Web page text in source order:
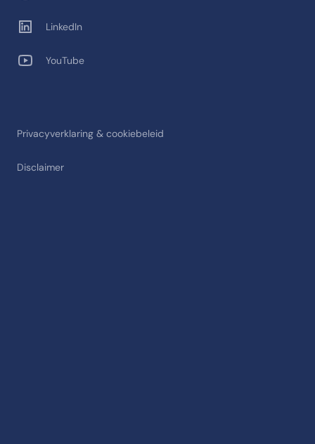
Privacyverklaring & cookiebeleid
Disclaimer
LinkedIn
YouTube